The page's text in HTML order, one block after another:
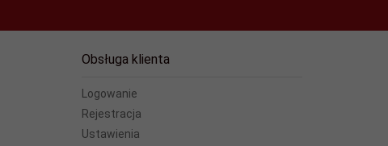
Obsługa klienta
Logowanie
Rejestracja
Ustawienia